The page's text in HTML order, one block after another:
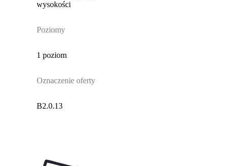
wysokości
Poziomy
1 poziom
Oznaczenie oferty
B2.0.13